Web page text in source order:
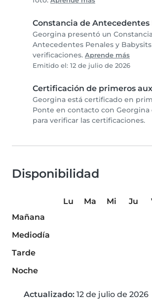
Constancia de Antecedentes
Georgina presentó un
Antecedentes Penales y
verificaciones. Aprende más
Emitido el: 12 de julio de 2026
Certificación de primeros
Georgina está certificado en
Ponte en contacto con
para verificar las certificaciones.
Disponibilidad
Lu Ma Mi Ju
Mañana
Mediodía
Tarde
Noche
Actualizado: 12 de julio de 2026